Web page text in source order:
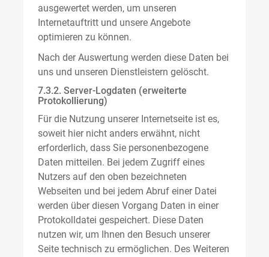
ausgewertet werden, um unseren
Internetauftritt und unsere Angebote
optimieren zu können.
Nach der Auswertung werden diese Daten bei
uns und unseren Dienstleistern gelöscht.
7.3.2. Server-Logdaten (erweiterte
Protokollierung)
Für die Nutzung unserer Internetseite ist es,
soweit hier nicht anders erwähnt, nicht
erforderlich, dass Sie personenbezogene
Daten mitteilen. Bei jedem Zugriff eines
Nutzers auf den oben bezeichneten
Webseiten und bei jedem Abruf einer Datei
werden über diesen Vorgang Daten in einer
Protokolldatei gespeichert. Diese Daten
nutzen wir, um Ihnen den Besuch unserer
Seite technisch zu ermöglichen. Des Weiteren